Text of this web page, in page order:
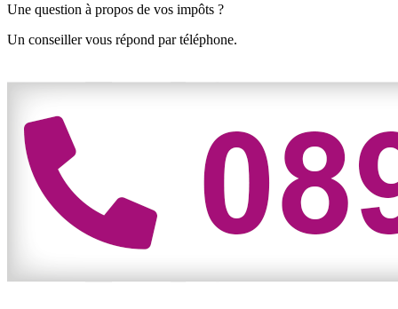
Une question à propos de vos impôts ?
Un conseiller vous répond par téléphone.